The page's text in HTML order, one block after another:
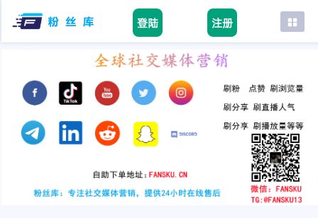
登陆 注册
首页
tiktok
youtube
instagram